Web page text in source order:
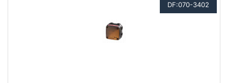
DF:070-3402